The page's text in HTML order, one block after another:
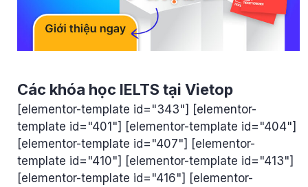
Các khóa học IELTS tại Vietop
[elementor-template id="343"] [elementor-
template id="401"] [elementor-template id="404"]
[elementor-template id="407"] [elementor-
template id="410"] [elementor-template id="413"]
[elementor-template id="416"] [elementor-